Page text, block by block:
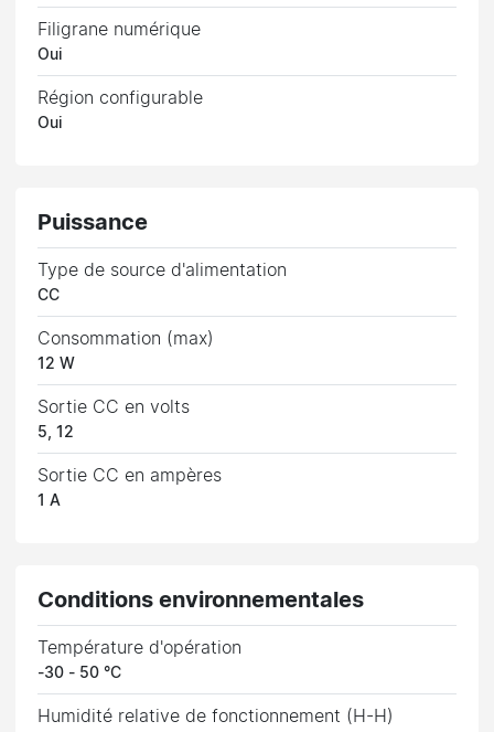
Filigrane numérique
Oui
Région configurable
Oui
Puissance
Type de source d'alimentation
CC
Consommation (max)
12 W
Sortie CC en volts
5, 12
Sortie CC en ampères
1 A
Conditions environnementales
Température d'opération
-30 - 50 °C
Humidité relative de fonctionnement (H-H)